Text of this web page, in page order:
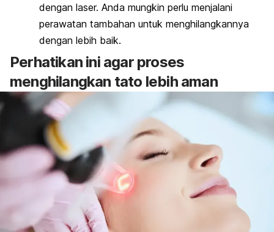
dengan laser. Anda mungkin perlu menjalani
perawatan tambahan untuk menghilangkannya
dengan lebih baik.
Perhatikan ini agar proses
menghilangkan tato lebih aman